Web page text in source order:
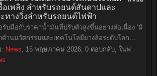
อเพลิง สำหรับรถยนต์สันดาปและ
ะทางวิ่งสำหรับรถยนต์ไฟฟ้า
รับมือกับราคาน้ำมันที่ปรับตัวสูงขึ้นอย่างต่อเนื่อง ‘มิ
ด้านนวัตกรรมและเทคโนโลยียางล้อระดับโลก...
News, 15 พฤษภาคม 2026, 0 ตอบกลับ, ในฟ